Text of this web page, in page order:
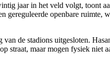
jaar in het veld volgt, toont
gereguleerde openbare
de stadions uitgesloten.
straat, maar mogen fysiek